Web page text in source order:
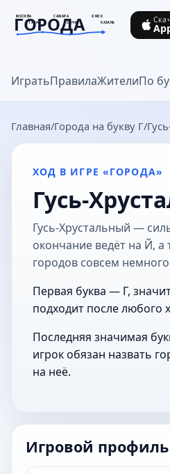
МОСКВА САМАРА
ОМСК
ТУЛА
СОЧИ КАЗАНЬ
ГОРОДА
goroda-na.ru
ИгратьПравилаЖителиПо
Главная Города на букву Г
ХОД В ИГРЕ «ГОРОДА»
Гусь-
Гусь-Хрустальный —
окончание ведёт на Й, а
городов совсем
Первая буква — Г,
подходит после любого
Последняя значимая
игрок обязан назвать
на неё.
Игровой профиль